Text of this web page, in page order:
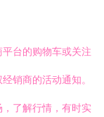
台的购物车或关注
销商的活动通知。
了解行情，有时实